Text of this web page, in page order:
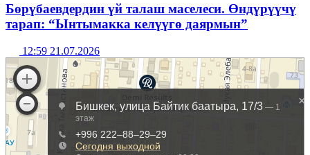
Бөрүбаевдердин үй талаш маселеси. Өндүрүүчү
тарап: “Ынтымакка келүүгө даярмын”
12:59 21.07.2026